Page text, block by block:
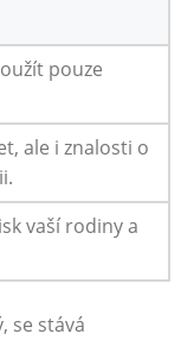
pouze
ale ⁤i znalosti o
vaší rodiny ⁢a
se stává